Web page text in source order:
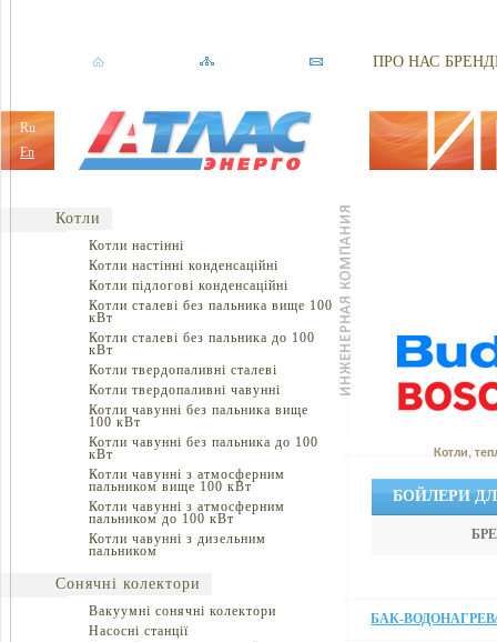
Ru
En
ПРО НАС
Котли
Котли настінні
Котли настінні конденсаційні
Котли підлогові конденсаційні
Котли сталеві без пальника вище 100
кВт
Котли сталеві без пальника до 100
кВт
Котли твердопаливні сталеві
Котли твердопаливні чавунні
Котли чавунні без пальника вище
100 кВт
Котли чавунні без пальника до 100
кВт
Котли чавунні з атмосферним
пальником вище 100 кВт
Котли чавунні з атмосферним
пальником до 100 кВт
Котли чавунні з дизельним
пальником
Сонячні колектори
Вакуумні сонячні колектори
Насосні станції
Котли,
БОЙЛЕРИ
БАК-